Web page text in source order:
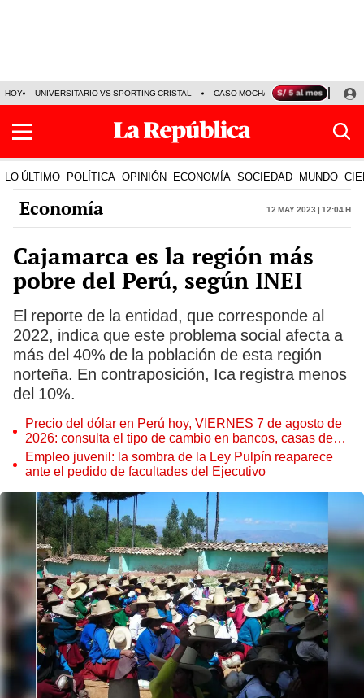
HOY UNIVERSITARIO VS SPORTING CRISTAL CASO MOCHASUELDOS
LO ÚLTIMO POLÍTICA OPINIÓN ECONOMÍA SOCIEDAD MUNDO
Economía 12 May 2023 | 12:04 h
Cajamarca es la región más
pobre del Perú, según INEI
El reporte de la entidad, que corresponde al
2022, indica que este problema social afecta a
más del 40% de la población de esta región
norteña. En contraposición, Ica registra menos
del 10%.
Precio del dólar en Perú hoy, VIERNES 7 de agosto de
2026: consulta el tipo de cambio en bancos, casas de
cambio y plataformas digitales
Empleo juvenil: la sombra de la Ley Pulpín reaparece
ante el pedido de facultades del Ejecutivo